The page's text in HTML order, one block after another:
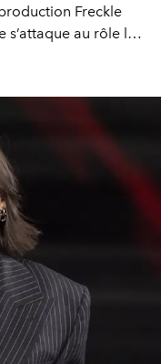
Freckle
s’attaque au rôle le